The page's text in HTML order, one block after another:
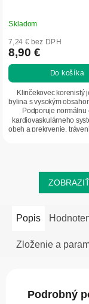
Skladom
7,24 € bez DPH
8,90 €
Do košíka
Klinčekovec korenistý
bylina s vysokým
Podporuje normálnu
kardiovaskulárneho
obeh a prekrvenie,
Popis
Zloženie a
Podrobný